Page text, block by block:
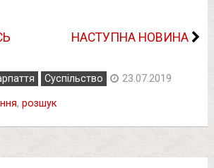
НАСТУПНА НОВИНА
Суспільство 23.07.2019
, розшук